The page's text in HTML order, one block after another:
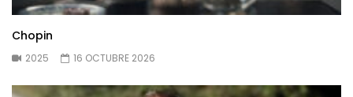
Chopin
2025 16 OCTUBRE 2026